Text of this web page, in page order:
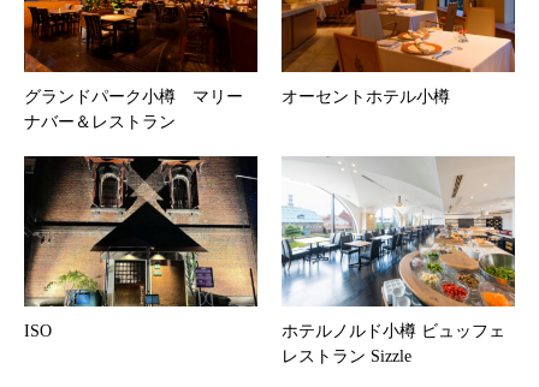
グランドパーク小樽 マリー
ナバー＆レストラン
オーセントホテル小樽
ISO
ホテルノルド小樽 ビュッフェ
レストラン Sizzle